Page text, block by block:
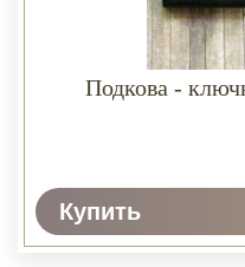
Подкова -
Купить